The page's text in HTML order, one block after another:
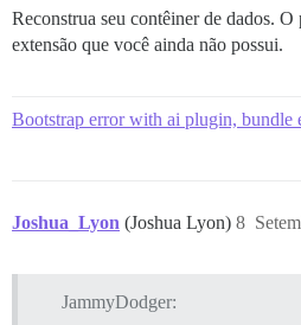
Reconstrua seu contêiner de dados.
extensão que você ainda não possui.
Bootstrap error with ai plugin, bundle
Joshua_Lyon (Joshua Lyon) 8
JammyDodger: